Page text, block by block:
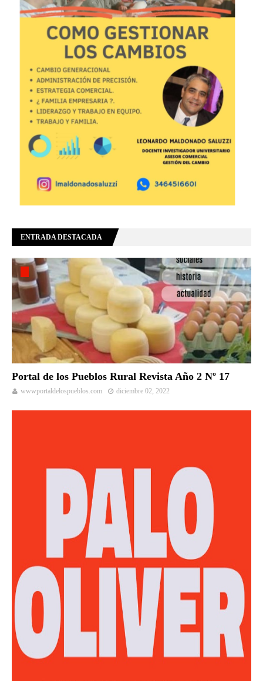
ENTRADA DESTACADA
Portal de los Pueblos Rural Revista Año 2 Nº 17
wwwportaldelospueblos.com diciembre 02, 2022